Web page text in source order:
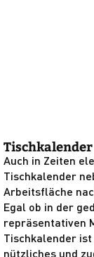
Tischkalender
Auch in Zeiten
Tischkalender
Arbeitsfläche
Egal ob in der
repräsentativen
Tischkalender
nützliches und